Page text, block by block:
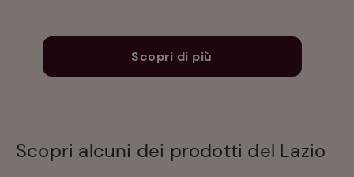
Scopri di più
Scopri alcuni dei prodotti del Lazio